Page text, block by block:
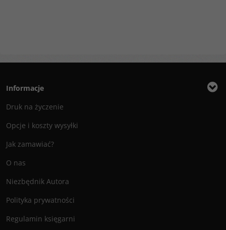
Informacje
Druk na życzenie
Opcje i koszty wysyłki
Jak zamawiać?
O nas
Niezbędnik Autora
Polityka prywatności
Regulamin księgarni